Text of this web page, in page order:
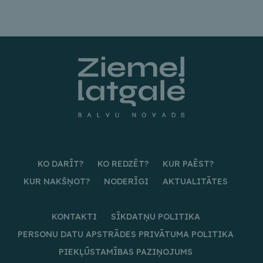
KO DARĪT? KO REDZĒT?
KUR PAĒST?
KUR NAKŠŅOT?
NODERĪGI AKTUALITĀTES
KONTAKTI
SĪKDATŅU POLITIKA
PERSONU DATU APSTRĀDES PRIVĀTUMA POLITIKA
PIEKĻŪSTAMĪBAS PAZIŅOJUMS